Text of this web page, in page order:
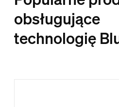
obsługujące
technologię